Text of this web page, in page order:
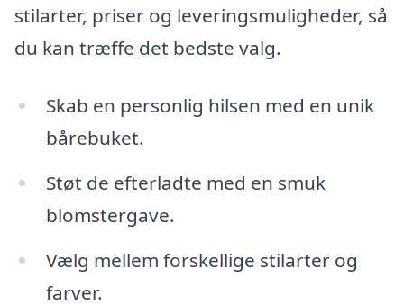
stilarter, priser og leveringsmuligheder, så
du kan træffe det bedste valg.
Skab en personlig hilsen med en unik
bårebuket.
Støt de efterladte med en smuk
blomstergave.
Vælg mellem forskellige stilarter og
farver.